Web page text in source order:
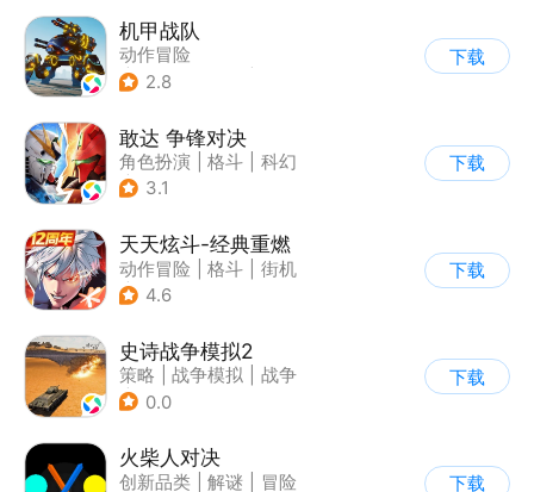
机甲战队
动作冒险
| 第三人称射击
2.8
下载
敢达 争锋对决
角色扮演 格斗
科幻
| 敢达
3.1
下载
天天炫斗-经典重燃
动作冒险 格斗
街机
| 动漫
4.6
下载
史诗战争模拟2
策略 战争模拟
战争
| 卡通
0.0
下载
火柴人对决
创新品类 解谜
冒险
下载